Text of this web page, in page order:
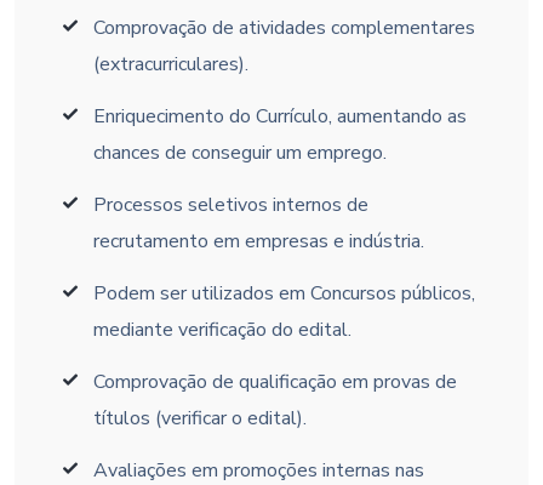
Comprovação de atividades complementares
(extracurriculares).
Enriquecimento do Currículo, aumentando as
chances de conseguir um emprego.
Processos seletivos internos de
recrutamento em empresas e indústria.
Podem ser utilizados em Concursos públicos,
mediante verificação do edital.
Comprovação de qualificação em provas de
títulos (verificar o edital).
Avaliações em promoções internas nas